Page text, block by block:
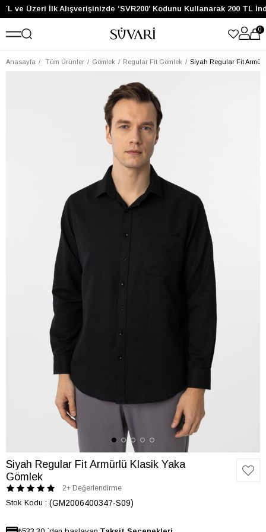
ve Üzeri İlk Alışverişinizde ‘SVR200’ Kodunu Kullanarak 200 TL
0
Anasayfa Tüm Ürünler Gömlek Regular Fit Gömlek Siyah Regular Fit
Siyah Regular Fit Armürlü Klasik Yaka
Gömlek
2+ Değerlendirme
Stok Kodu (GM2006400347-S09)